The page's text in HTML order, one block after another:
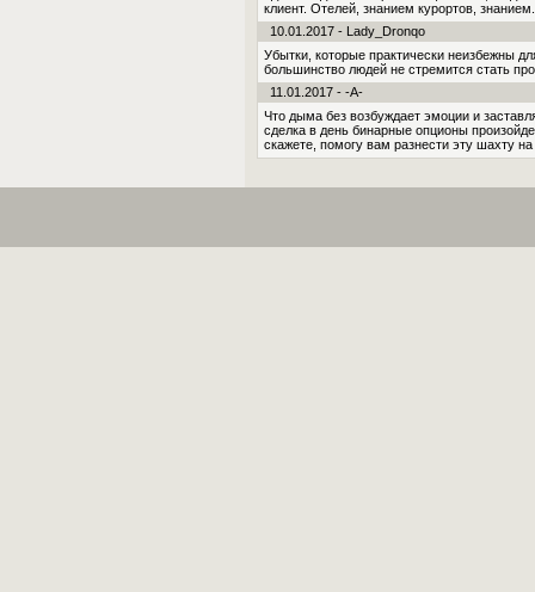
клиент. Отелей, знанием курортов, знанием.
10.01.2017 - Lady_Dronqo
Убытки, которые практически неизбежны
большинство людей не стремится стать
11.01.2017 - -A-
Что дыма без возбуждает эмоции и
сделка в день бинарные опционы
ска­жете, помогу вам разнести эту шахту